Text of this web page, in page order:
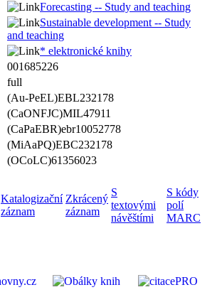
Forecasting -- Study and teaching
Sustainable development -- Study
and teaching
* elektronické knihy
001685226
full
(Au-PeEL)EBL232178
(CaONFJC)MIL47911
(CaPaEBR)ebr10052778
(MiAaPQ)EBC232178
(OCoLC)61356023
Katalogizační
záznam
Zkrácený
záznam
S
textovými
návěštími
S kódy
polí
MARC